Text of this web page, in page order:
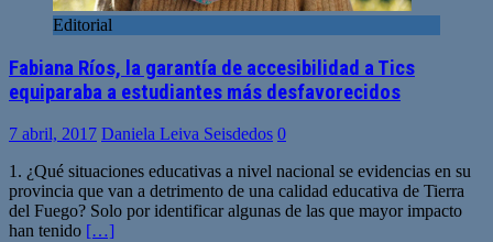
Editorial
Fabiana Ríos, la garantía de accesibilidad a Tics
equiparaba a estudiantes más desfavorecidos
7 abril, 2017 Daniela Leiva Seisdedos 0
1. ¿Qué situaciones educativas a nivel nacional se evidencias en su
provincia que van a detrimento de una calidad educativa de Tierra
del Fuego? Solo por identificar algunas de las que mayor impacto
han tenido […]